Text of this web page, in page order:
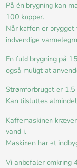
På én brygning kan
100 kopper.
Når kaffen er
indvendige
En fuld brygning på
også muligt at
Strømforbruget er
Kan tilsluttes
Kaffemaskinen
vand i.
Maskinen har et
Vi anbefaler omkring